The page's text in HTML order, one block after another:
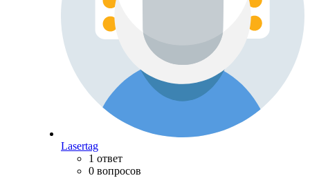
Lasertag
1 ответ
0 вопросов